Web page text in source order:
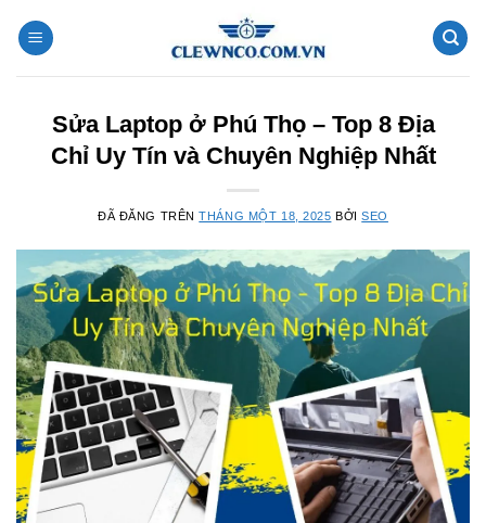
đến
Sửa Laptop ở Phú Thọ – Top 8 Địa
Chỉ Uy Tín và Chuyên Nghiệp Nhất
ĐÃ ĐĂNG TRÊNTHÁNG MỘT 18, 2025 BỞISEO